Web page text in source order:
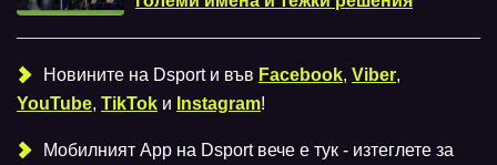
Новините на Dsport и във Facebook, Viber,
YouTube, TikTok и Instagram!
Мобилният Аpp на Dsport вече е тук - изтеглете за